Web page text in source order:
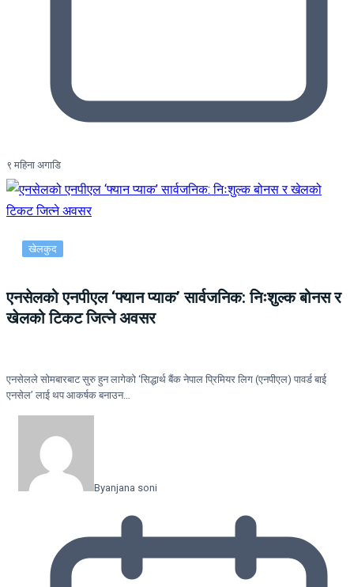
९ महिना अगाडि
खेलकुद
एनसेलको एनपीएल ‘फ्यान प्याक’ सार्वजनिक: निःशुल्क बोनस र
खेलको टिकट जित्ने अवसर
एनसेलले सोमबारबाट सुरु हुन लागेको ‘सिद्धार्थ बैंक नेपाल प्रिमियर लिग (एनपीएल) पावर्ड बाई
एनसेल’ लाई थप आकर्षक बनाउन…
Byanjana soni